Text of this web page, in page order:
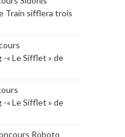
Train sifflera trois
« Le Sifflet » de
« Le Sifflet » de
Roboto